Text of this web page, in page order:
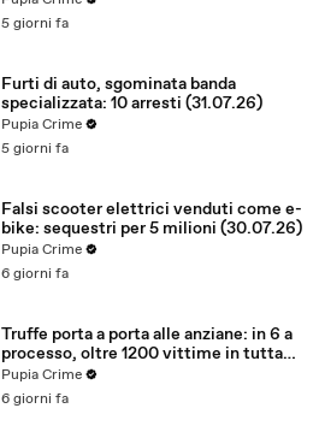
5 giorni fa
Furti di auto, sgominata banda
specializzata: 10 arresti (31.07.26)
Pupia Crime
5 giorni fa
Falsi scooter elettrici venduti come e-
bike: sequestri per 5 milioni (30.07.26)
Pupia Crime
6 giorni fa
Truffe porta a porta alle anziane: in 6 a
processo, oltre 1200 vittime in tutta
Italia (30.07.26)
Pupia Crime
6 giorni fa